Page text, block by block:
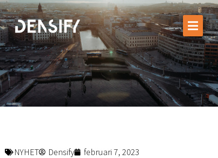
Vår expertis
Projekt
Om Densify
Hållbarhet
NYHET Densify februari 7, 2023